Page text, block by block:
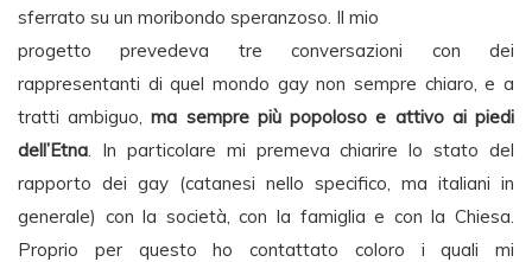
sferrato su un moribondo speranzoso. Il mio
progetto prevedeva tre conversazioni con dei
rappresentanti di quel mondo gay non sempre chiaro, e a
tratti ambiguo,ma sempre più popoloso e attivo ai piedi
dell’Etna. In particolare mi premeva chiarire lo stato del
rapporto dei gay (catanesi nello specifico, ma italiani in
generale) con la società, con la famiglia e con la Chiesa.
Proprio per questo ho contattato coloro i quali mi